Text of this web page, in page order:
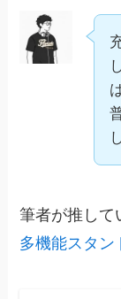
筆者が推して
多機能スタン